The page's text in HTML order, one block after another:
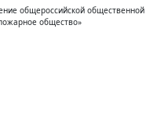
общероссийской общественной
общество»